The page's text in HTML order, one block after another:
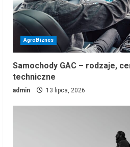
AgroBiznes
Samochody GAC – rodzaje,
techniczne
admin 13 lipca, 2026